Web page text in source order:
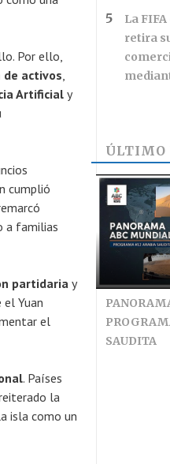
Por ello,
activos,
Artificial y
cumplió
a familias
partidariay
Yuan
el
. Países
la
isla como un
La
retira
ÚLTIMO
SAUDITA